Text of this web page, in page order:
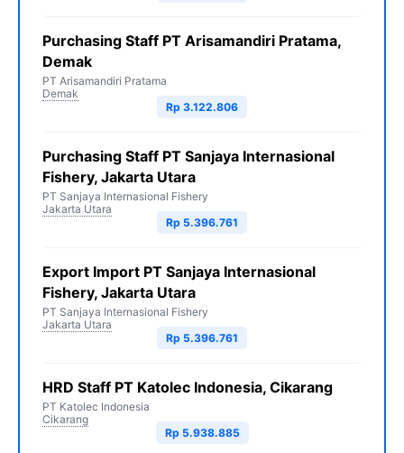
Purchasing Staff PT Arisamandiri Pratama,
Demak
PT Arisamandiri Pratama
Demak
Rp 3.122.806
Purchasing Staff PT Sanjaya Internasional
Fishery, Jakarta Utara
PT Sanjaya Internasional Fishery
Jakarta Utara
Rp 5.396.761
Export Import PT Sanjaya Internasional
Fishery, Jakarta Utara
PT Sanjaya Internasional Fishery
Jakarta Utara
Rp 5.396.761
HRD Staff PT Katolec Indonesia, Cikarang
PT Katolec Indonesia
Cikarang
Rp 5.938.885